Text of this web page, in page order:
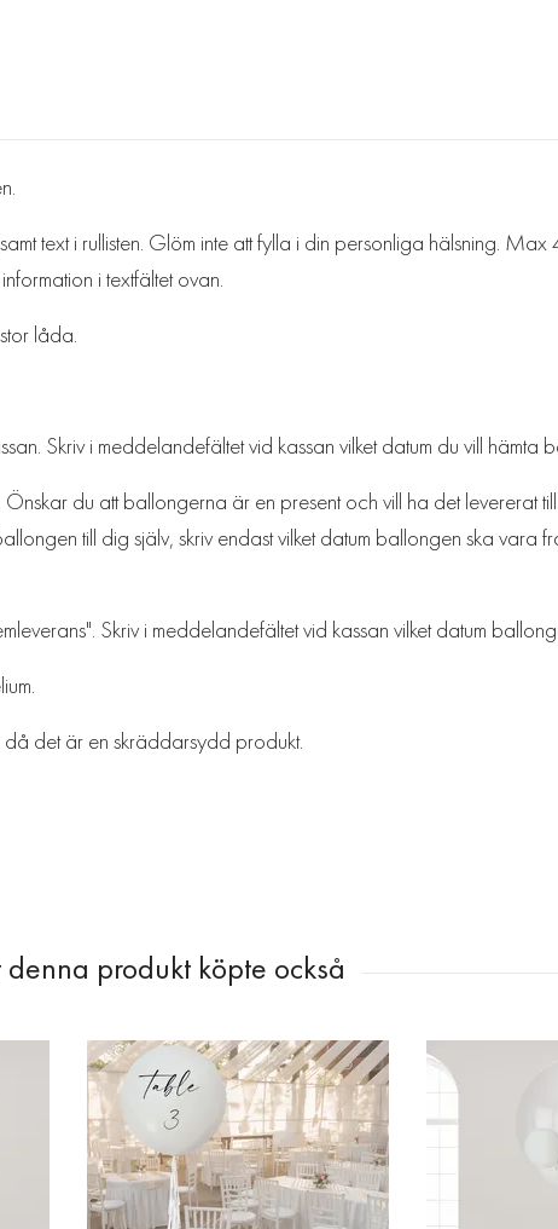
text i rullisten. Glöm inte att fylla i din personliga hälsning. Max
i textfältet ovan.
låda.
Skriv i meddelandefältet vid kassan vilket datum du vill hämta
du att ballongerna är en present och vill ha det levererat
till dig själv, skriv endast vilket datum ballongen ska vara
Skriv i meddelandefältet vid kassan vilket datum
det är en skräddarsydd produkt.